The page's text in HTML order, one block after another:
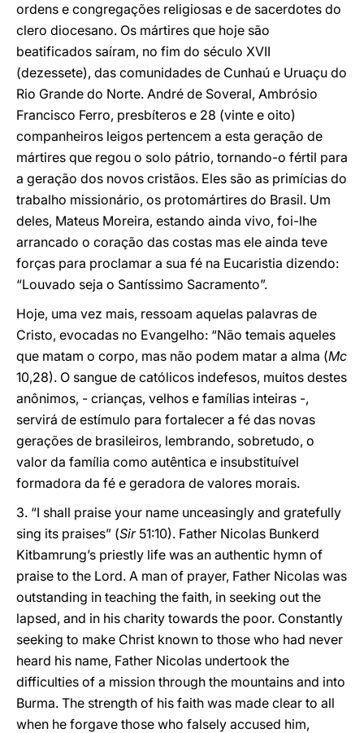
ordens e congregações religiosas e de sacerdotes do
clero diocesano. Os mártires que hoje são
beatificados saíram, no fim do século XVII
(dezessete), das comunidades de Cunhaú e Uruaçu do
Rio Grande do Norte. André de Soveral, Ambrósio
Francisco Ferro, presbíteros e 28 (vinte e oito)
companheiros leigos pertencem a esta geração de
mártires que regou o solo pátrio, tornando-o fértil para
a geração dos novos cristãos. Eles são as primícias do
trabalho missionário, os protomártires do Brasil. Um
deles, Mateus Moreira, estando ainda vivo, foi-lhe
arrancado o coração das costas mas ele ainda teve
forças para proclamar a sua fé na Eucaristia dizendo:
“Louvado seja o Santíssimo Sacramento”.
Hoje, uma vez mais, ressoam aquelas palavras de
Cristo, evocadas no Evangelho: “Não temais aqueles
que matam o corpo, mas não podem matar a alma (Mc
10,28). O sangue de católicos indefesos, muitos destes
anônimos, - crianças, velhos e famílias inteiras -,
servirá de estímulo para fortalecer a fé das novas
gerações de brasileiros, lembrando, sobretudo, o
valor da família como autêntica e insubstituível
formadora da fé e geradora de valores morais.
3. “I shall praise your name unceasingly and gratefully
sing its praises” (Sir51:10). Father Nicolas Bunkerd
Kitbamrung’s priestly life was an authentic hymn of
praise to the Lord. A man of prayer, Father Nicolas was
outstanding in teaching the faith, in seeking out the
lapsed, and in his charity towards the poor. Constantly
seeking to make Christ known to those who had never
heard his name, Father Nicolas undertook the
difficulties of a mission through the mountains and into
Burma. The strength of his faith was made clear to all
when he forgave those who falsely accused him,